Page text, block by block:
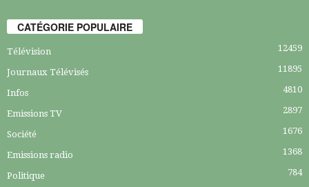
CATÉGORIE POPULAIRE
Télévision 12459
Journaux Télévisés 11895
Infos 4810
Emissions TV 2897
Société 1676
Emissions radio 1368
Politique 784